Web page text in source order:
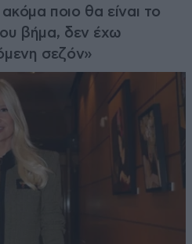
ποιο θα είναι το
βήμα, δεν έχω
σεζόν»